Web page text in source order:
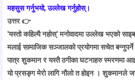
महसुस गर्नुभयो, उल्लेख गर्नुहोस्।
उत्तर 👉
'यस्तो कहिल्यै नहोस्' मनोवादमा उल्लेख भएको
मलाई सामाजिक सञ्जालको प्रयोगमा सचेत
पात्र शुकमान र यस्तै ठगीका घटनाहरु स्मरणमा
यो प्रसङ्ग मेरो लागि नौलो त होइन । शुकमानले